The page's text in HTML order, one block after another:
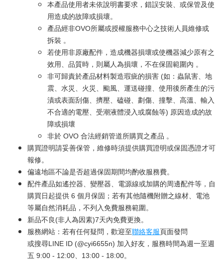
本產品使用者未依說明書要求，錯誤安裝、或保管及使
用造成的故障或損壞。
產品經非OVO所屬或授權服務中心之技術人員維修或
拆裝 。
若使用非原廠配件，造成機器損壞或使機器減少原有之
效用、品質時，則屬人為損壞，不在保固範圍內 。
非可歸責於產品材料製造瑕疵的損害 (如：蟲鼠害、地
震、水災、火災、颱風、運送碰撞、使用後所產生的污
漬或表面刮傷、擠壓、磕碰、劃傷、撞擊、高溫、輸入
不合適的電壓、受潮液體浸入或腐蝕等) 原因造成的故
障或損壞
非於 OVO 合法經銷管道所購買之產品 。
購買證明請妥善保管，維修時須提供購買證明或保固憑證才可
報修。
偏遠地區不論是否超過保固期間均酌收服務費。
配件產品如遙控器、變壓器、電源線或加購的周邊配件等，自
購買日起提供 6 個月保固；若有其他隨機附贈之線材、電池
等屬自然消耗品，不列入免費服務範圍。
新品不良(非人為因素)7天內免費更換。
服務網站：若有任何疑問，歡迎至聯絡客服頁面發問
或搜尋LINE ID (@cyi6655n) 加入好友，服務時間為週一至週
五 9:00 - 12:00、13:00 - 18:00。